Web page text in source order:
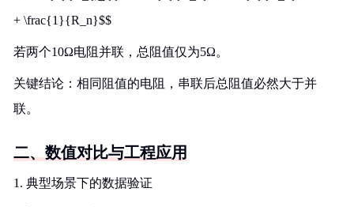
+ \frac{1}{R_n}$$
若两个10Ω电阻并联，总阻值仅为5Ω。
关键结论：相同阻值的电阻，串联后总阻值必然大于并
联。
二、数值对比与工程应用
1. 典型场景下的数据验证